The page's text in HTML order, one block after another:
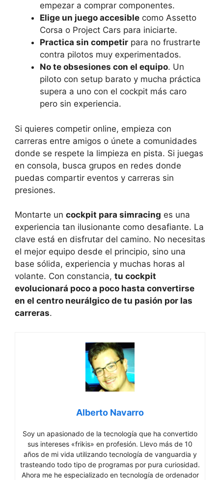
empezar a comprar componentes.
Elige un juego accesible como Assetto
Corsa o Project Cars para iniciarte.
Practica sin competir para no frustrarte
contra pilotos muy experimentados.
No te obsesiones con el equipo. Un
piloto con setup barato y mucha práctica
supera a uno con el cockpit más caro
pero sin experiencia.
Si quieres competir online, empieza con
carreras entre amigos o únete a comunidades
donde se respete la limpieza en pista. Si juegas
en consola, busca grupos en redes donde
puedas compartir eventos y carreras sin
presiones.
Montarte un cockpit para simracing es una
experiencia tan ilusionante como desafiante. La
clave está en disfrutar del camino. No necesitas
el mejor equipo desde el principio, sino una
base sólida, experiencia y muchas horas al
volante. Con constancia, tu cockpit
evolucionará poco a poco hasta convertirse
en el centro neurálgico de tu pasión por las
carreras.
Alberto Navarro
Soy un apasionado de la tecnología que ha convertido
sus intereses «frikis» en profesión. Llevo más de 10
años de mi vida utilizando tecnología de vanguardia y
trasteando todo tipo de programas por pura curiosidad.
Ahora me he especializado en tecnología de ordenador